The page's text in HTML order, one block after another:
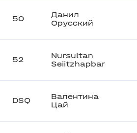
50
Данил
Орусский
52
Nursultan
Seiitzhapbar
DSQ
Валентина
Цай